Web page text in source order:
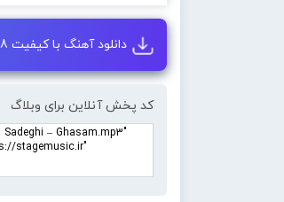
دانلود آهنگ با کیفیت 128
کد پخش آنلاین برای وبلاگ